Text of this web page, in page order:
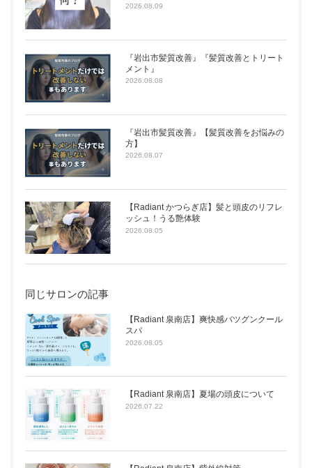
2026.08.09
『岩出市髪質改善』『髪質改善とトリート
メント』
2026.08.08
『岩出市髪質改善』【髪質改善をお悩みの
方】
2026.08.07
【Radiant かつらぎ店】髪と頭皮のリフレ
ッシュ！うる艶体験
2026.08.05
同じサロンの記事
【Radiant 泉南店】爽快感バツグンクール
スパ
2026.08.05
【Radiant 泉南店】夏場の頭皮について
2026.07.22